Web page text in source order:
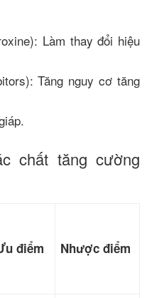
Làm thay đổi hiệu
Tăng nguy cơ tăng
chất tăng cường
điểm Nhược điểm